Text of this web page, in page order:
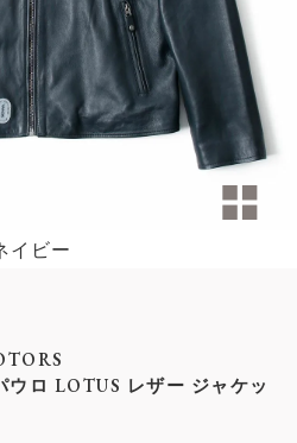
イビー
ウロ LOTUS レザー ジャケッ